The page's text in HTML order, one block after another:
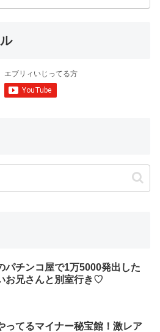
パチンコ屋で1万5000発出した
お兄さんと別室行き♡
ってるマイナー秘宝館！激レア